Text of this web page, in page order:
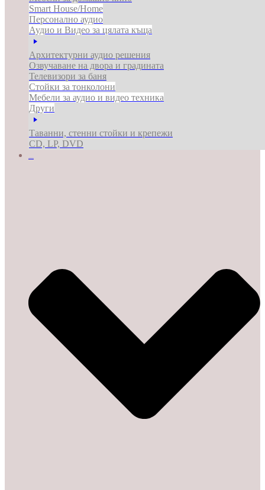
Smart House/Home
Персонално аудио
Аудио и Видео за цялата къща
Архитектурни аудио решения
Озвучаване на двора и градината
Телевизори за баня
Стойки за тонколони
Мебели за аудио и видео техника
Други
Таванни, стенни стойки и крепежи
CD, LP, DVD